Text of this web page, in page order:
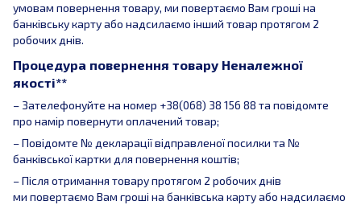
умовам повернення товару, ми повертаємо Вам гроші на
банківську карту або надсилаємо інший товар протягом 2
робочих днів.
Процедура повернення товару Неналежної
якості**
– Зателефонуйте на номер +38(068) 38 156 88 та повідомте
про намір повернути оплачений товар;
– Повідомте № декларації відправленої посилки та №
банківської картки для повернення коштів;
– Після отримання товару протягом 2 робочих днів
ми повертаємо Вам гроші на банківська карту або надсилаємо